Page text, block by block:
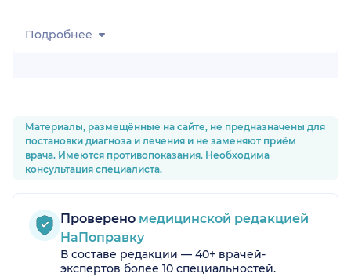
Подробнее
Материалы, размещённые на сайте, не предназначены для
постановки диагноза и лечения и не заменяют приём
врача. Имеются противопоказания. Необходима
консультация специалиста.
Проверено медицинской редакцией
НаПоправку
В составе редакции — 40+ врачей-
экспертов более 10 специальностей.